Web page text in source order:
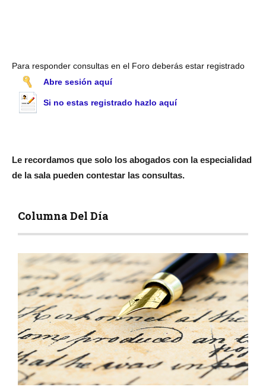
Para responder consultas en el Foro deberás estar registrado
Abre sesión aquí
Si no estas registrado hazlo aquí
Le recordamos que solo los abogados con la especialidad
de la sala pueden contestar las consultas.
Columna Del Día